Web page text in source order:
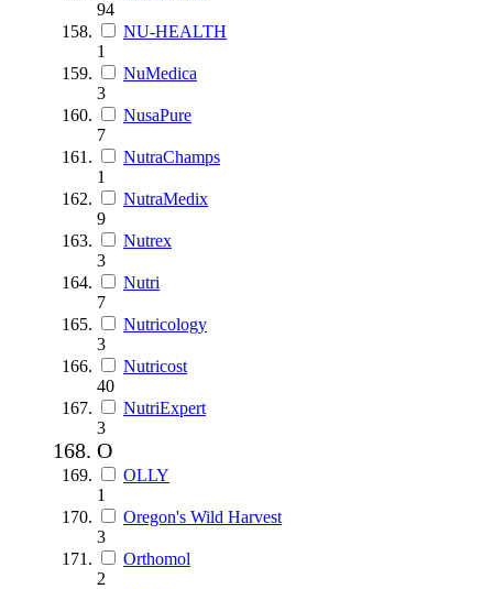
94
NU-HEALTH
1
NuMedica
3
NusaPure
7
NutraChamps
1
NutraMedix
9
Nutrex
3
Nutri
7
Nutricology
3
Nutricost
40
NutriExpert
3
O
OLLY
1
Oregon's Wild Harvest
3
Orthomol
2